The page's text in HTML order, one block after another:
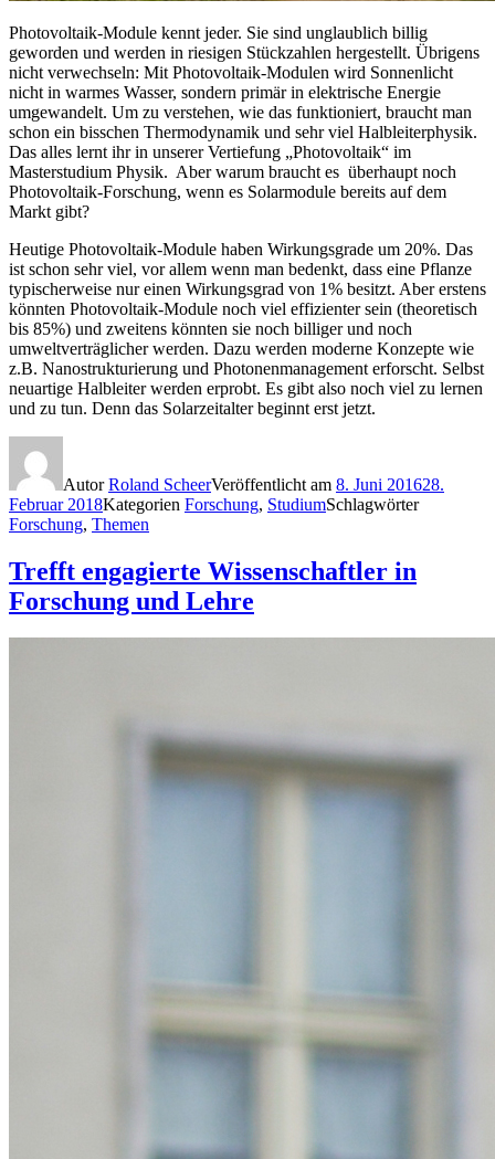
Photovoltaik-Module kennt jeder. Sie sind unglaublich billig
geworden und werden in riesigen Stückzahlen hergestellt. Übrigens
nicht verwechseln: Mit Photovoltaik-Modulen wird Sonnenlicht
nicht in warmes Wasser, sondern primär in elektrische Energie
umgewandelt. Um zu verstehen, wie das funktioniert, braucht man
schon ein bisschen Thermodynamik und sehr viel Halbleiterphysik.
Das alles lernt ihr in unserer Vertiefung „Photovoltaik“ im
Masterstudium Physik. Aber warum braucht es überhaupt noch
Photovoltaik-Forschung, wenn es Solarmodule bereits auf dem
Markt gibt?
Heutige Photovoltaik-Module haben Wirkungsgrade um 20%. Das
ist schon sehr viel, vor allem wenn man bedenkt, dass eine Pflanze
typischerweise nur einen Wirkungsgrad von 1% besitzt. Aber erstens
könnten Photovoltaik-Module noch viel effizienter sein (theoretisch
bis 85%) und zweitens könnten sie noch billiger und noch
umweltverträglicher werden. Dazu werden moderne Konzepte wie
z.B. Nanostrukturierung und Photonenmanagement erforscht. Selbst
neuartige Halbleiter werden erprobt. Es gibt also noch viel zu lernen
und zu tun. Denn das Solarzeitalter beginnt erst jetzt.
AutorRoland ScheerVeröffentlicht am 8. Juni 201628.
Februar 2018Kategorien Forschung, StudiumSchlagwörter
Forschung, Themen
Trefft engagierte Wissenschaftler in
Forschung und Lehre